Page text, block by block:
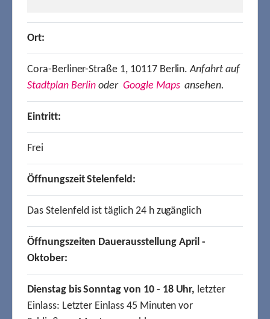
Ort:
Cora-Berliner-Straße 1, 10117 Berlin.Anfahrt auf
Stadtplan Berlin oder Google Mapsansehen.
Eintritt:
Frei
Öffnungszeit Stelenfeld:
Das Stelenfeld ist täglich 24 h zugänglich
Öffnungszeiten Dauerausstellung April -
Oktober:
Dienstag bis Sonntag von 10 - 18 Uhr, letzter
Einlass: Letzter Einlass 45 Minuten vor